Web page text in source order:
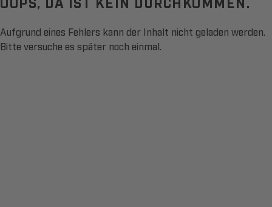
Aufgrund eines Fehlers kann der Inhalt nicht geladen werden.
Bitte versuche es später noch einmal.